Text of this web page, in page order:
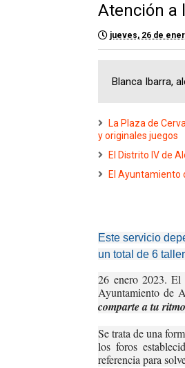
Atención a
jueves, 26 de
Blanca Ibarra,
La Plaza de
y originales juegos
El Distrito IV de
El Ayuntamiento
Este servicio
un total de 6
26 enero 2023. El
Ayuntamiento de
comparte a tu
Se trata de una
los foros
referencia para